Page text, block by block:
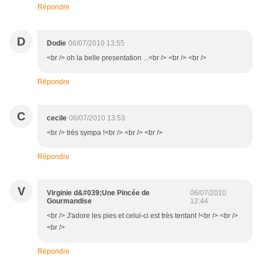
Répondre
D Dodie 06/07/2010 13:55
<br /> oh la belle presentation ...<br /> <br /> <br />
Répondre
C cecile 06/07/2010 13:53
<br /> très sympa !<br /> <br /> <br />
Répondre
V
Virginie d&#039;Une Pincée de
Gourmandise
06/07/2010
12:44
<br /> J'adore les pies et celui-ci est très tentant !<br /> <br />
<br />
Répondre